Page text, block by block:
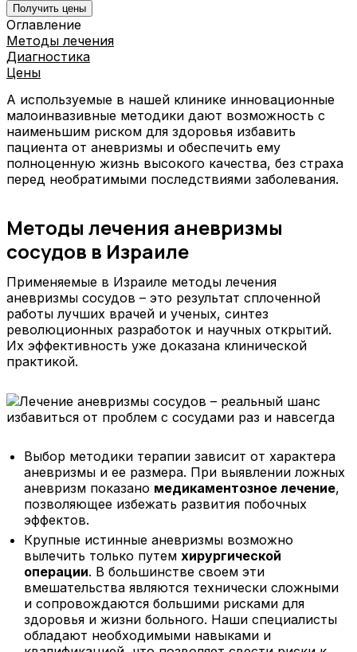
Получить цены
Оглавление
Методы лечения
Диагностика
Цены
А используемые в нашей клинике инновационные
малоинвазивные методики дают возможность с
наименьшим риском для здоровья избавить
пациента от аневризмы и обеспечить ему
полноценную жизнь высокого качества, без страха
перед необратимыми последствиями заболевания.
Методы лечения аневризмы
сосудов в Израиле
Применяемые в Израиле методы лечения
аневризмы сосудов – это результат сплоченной
работы лучших врачей и ученых, синтез
революционных разработок и научных открытий.
Их эффективность уже доказана клинической
практикой.
Выбор методики терапии зависит от характера
аневризмы и ее размера. При выявлении ложных
аневризм показано медикаментозное лечение,
позволяющее избежать развития побочных
эффектов.
Крупные истинные аневризмы возможно
вылечить только путемхирургической
операции. В большинстве своем эти
вмешательства являются технически сложными
и сопровождаются большими рисками для
здоровья и жизни больного. Наши специалисты
обладают необходимыми навыками и